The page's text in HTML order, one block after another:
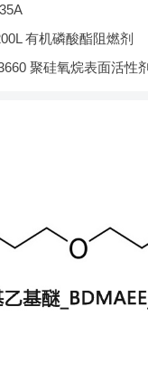
有机磷酸酯阻燃剂
聚硅氧烷表面活性剂